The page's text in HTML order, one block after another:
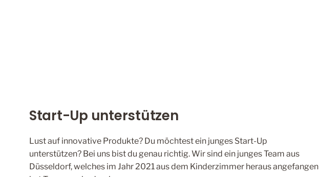
Start-Up unterstützen
Lust auf innovative Produkte? Du möchtest ein junges Start-Up
unterstützen? Bei uns bist du genau richtig. Wir sind ein junges Team aus
Düsseldorf, welches im Jahr 2021 aus dem Kinderzimmer heraus angefangen